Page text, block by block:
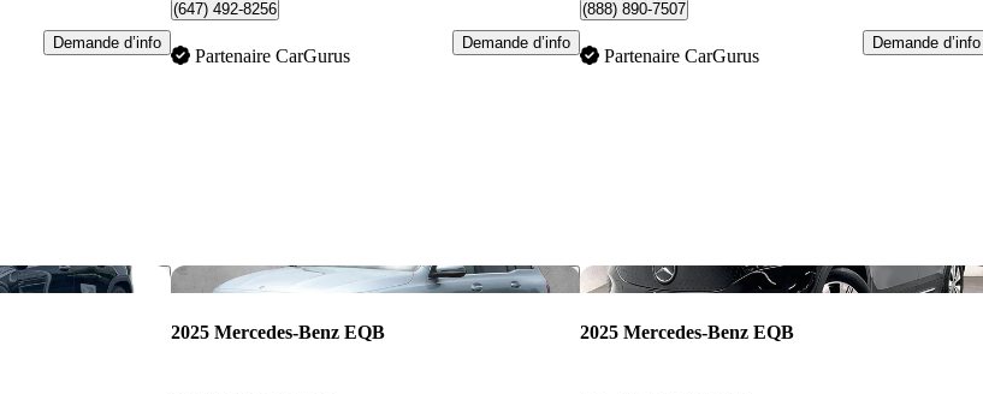
Demande d’info
(647) 492-8256
Partenaire CarGurus
Demande d’info
(888) 890-7507
Partenaire CarGurus
Demande d’info
Enregistrer cette annonce Enregistrer cette annonce
2025 Mercedes-Benz EQB 2025 Mercedes-Benz EQB